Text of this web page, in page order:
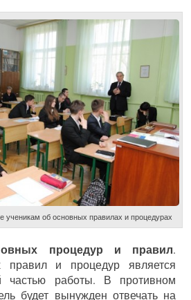
ученикам об основных правилах и процедурах
процедур и правил.
правил и процедур является
частью работы. В противном
будет вынужден отвечать на